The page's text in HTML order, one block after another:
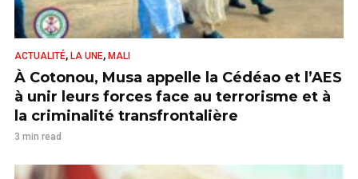
ACTUALITÉ, LA UNE, MALI
À Cotonou, Musa appelle la Cédéao et l’AES
à unir leurs forces face au terrorisme et à
la criminalité transfrontalière
3 min read